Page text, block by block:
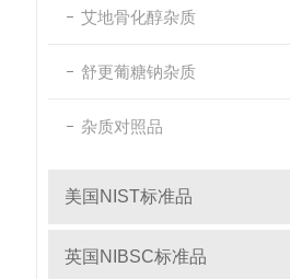
艾地骨化醇杂质
舒更葡糖钠杂质
杂质对照品
美国NIST标准品
英国NIBSC标准品